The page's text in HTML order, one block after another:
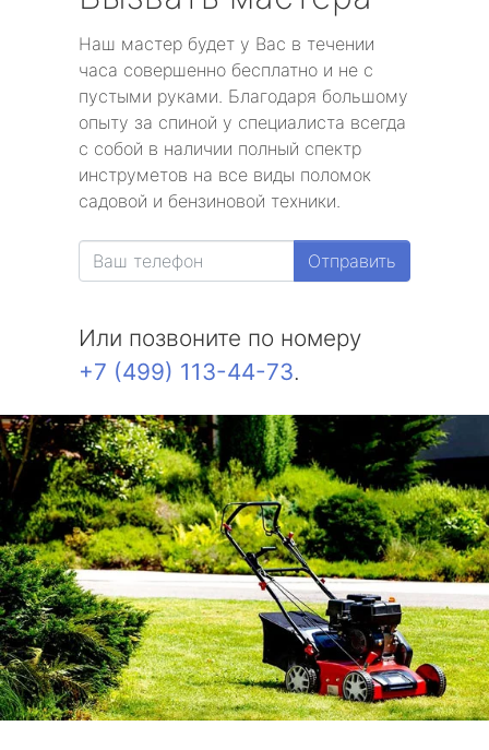
Наш мастер будет у Вас в течении
часа совершенно бесплатно и не с
пустыми руками. Благодаря большому
опыту за спиной у специалиста всегда
с собой в наличии полный спектр
инструметов на все виды поломок
садовой и бензиновой техники.
Отправить
Или позвоните по номеру
+7 (499) 113-44-73.